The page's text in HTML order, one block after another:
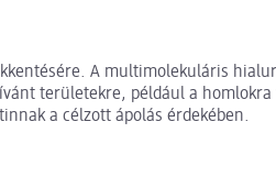
A multimolekuláris
területekre, például a
a célzott ápolás érdekében.